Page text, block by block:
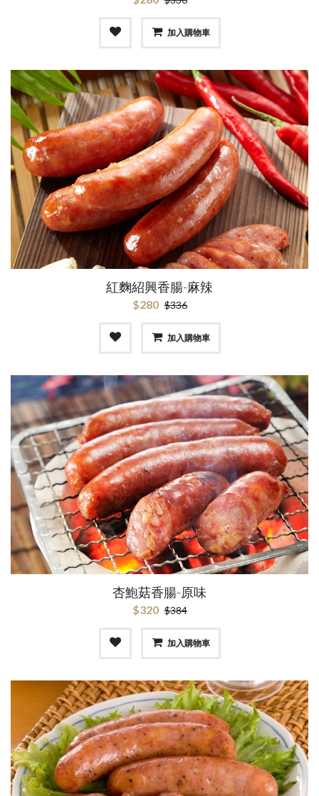
加入購物車
紅麴紹興香腸-麻辣
$280 $336
加入購物車
杏鮑菇香腸-原味
$320 $384
加入購物車